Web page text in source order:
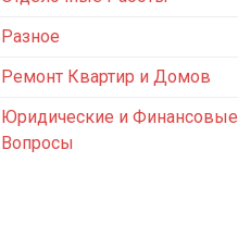
Разное
Ремонт Квартир и Домов
Юридические и Финансовые
Вопросы